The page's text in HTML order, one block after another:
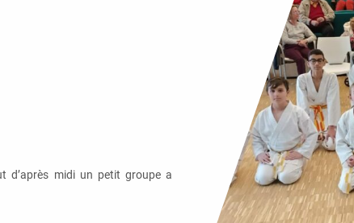
d’après midi un petit groupe a